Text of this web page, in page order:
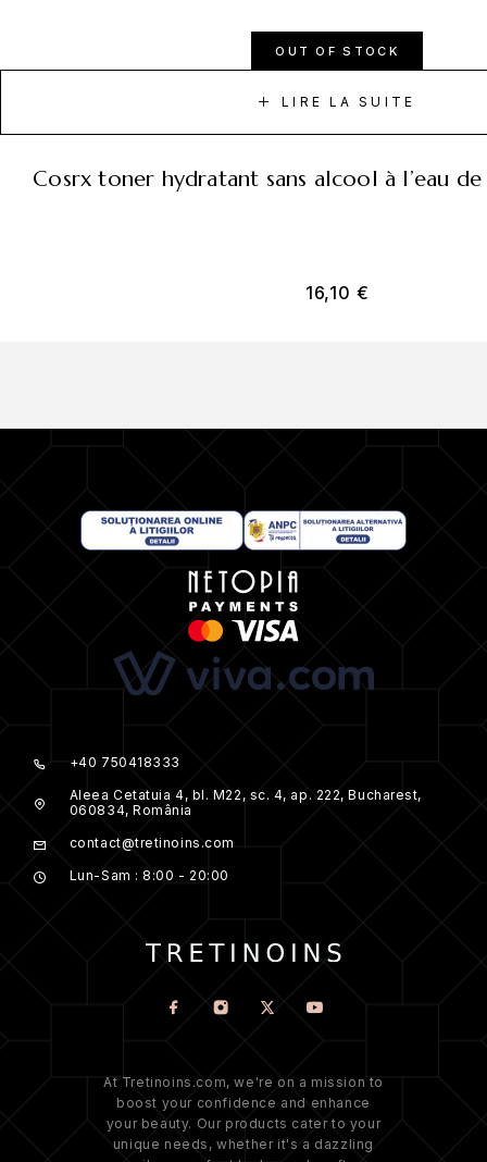
OUT OF STOCK
LIRE LA SUITE
cosrx toner hydratant sans alcool à l’eau
16,10 €
+40 750418333
Aleea Cetatuia 4, bl. M22, sc. 4, ap. 222, Bucharest,
060834, România
contact@tretinoins.com
Lun-Sam : 8:00 - 20:00
At Tretinoins.com, we're on a mission to
boost your confidence and enhance
your beauty. Our products cater to your
unique needs, whether it's a dazzling